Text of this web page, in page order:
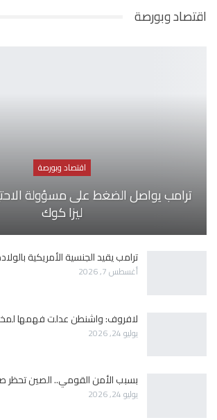
اقتصاد وبورصة
اقتصاد وبورصة
ترامب يواصل الضغط على مسؤولة
ليزا كوك
ترامب يقيد الجنسية الأمريكية
أغسطس 7, 2026
لافروف: واشنطن عدلت فهمها
يوليو 24, 2026
بسبب الأمن القومي.. الصين تحظر
يوليو 24, 2026